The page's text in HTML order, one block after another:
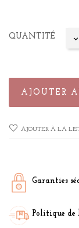
QUANTITÉ
AJOUTER
AJOUTER À LA
Garanties
Politique